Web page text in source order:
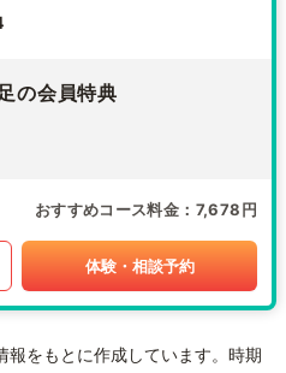
の会員特典
おすすめコース料金 7,678円
体験・相談予約
をもとに作成しています。時期